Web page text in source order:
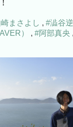
まさよし , #澁谷
）
, #阿部真央 ,